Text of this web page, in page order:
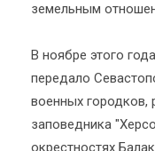
земельным
В ноябре этого
передало
военных городков,
заповедника
окрестностях